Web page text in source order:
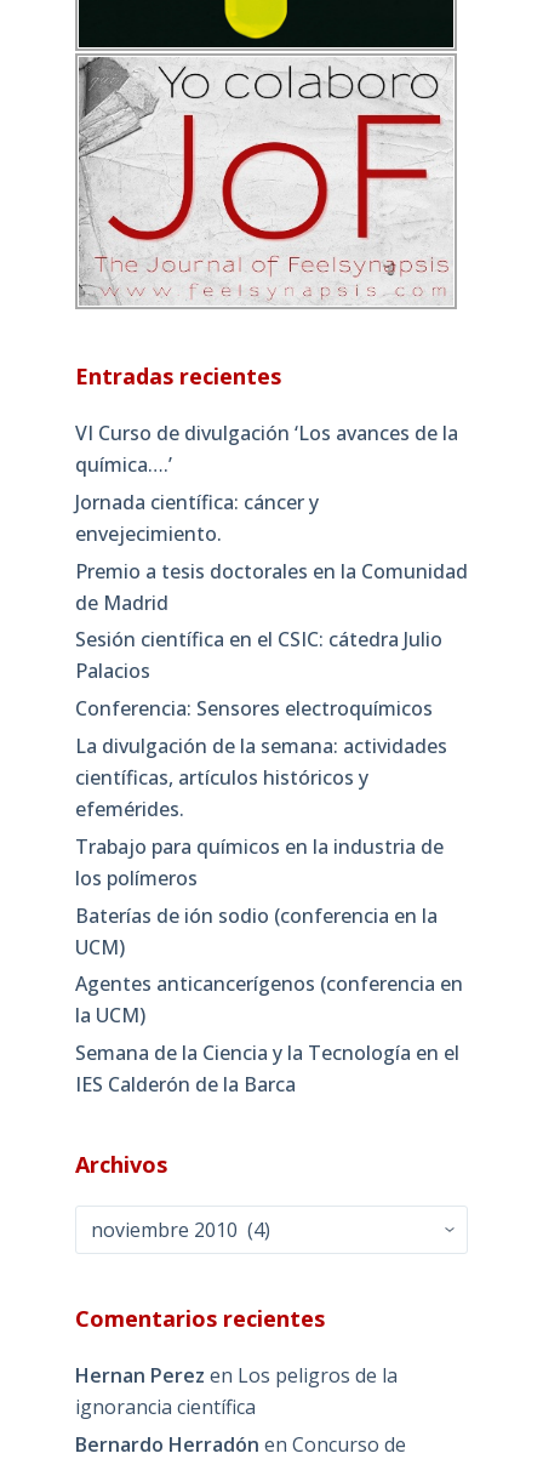
Entradas recientes
VI Curso de divulgación ‘Los avances de la
química….’
Jornada científica: cáncer y
envejecimiento.
Premio a tesis doctorales en la Comunidad
de Madrid
Sesión científica en el CSIC: cátedra Julio
Palacios
Conferencia: Sensores electroquímicos
La divulgación de la semana: actividades
científicas, artículos históricos y
efemérides.
Trabajo para químicos en la industria de
los polímeros
Baterías de ión sodio (conferencia en la
UCM)
Agentes anticancerígenos (conferencia en
la UCM)
Semana de la Ciencia y la Tecnología en el
IES Calderón de la Barca
Archivos
Archivos
Comentarios recientes
Hernan Perez en Los peligros de la
ignorancia científica
Bernardo Herradón en Concurso de